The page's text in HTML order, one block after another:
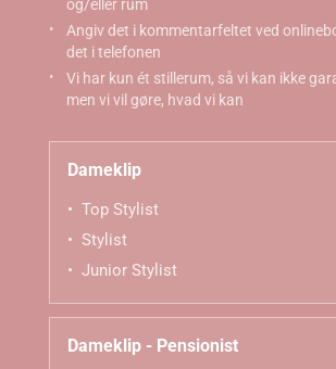
og/eller rum
Angiv det i kommentarfeltet ved
det i telefonen
Vi har kun ét stillerum, så vi kan ikke
men vi vil gøre, hvad vi kan
Dameklip
Top Stylist
Stylist
Junior Stylist
Dameklip - Pensionist